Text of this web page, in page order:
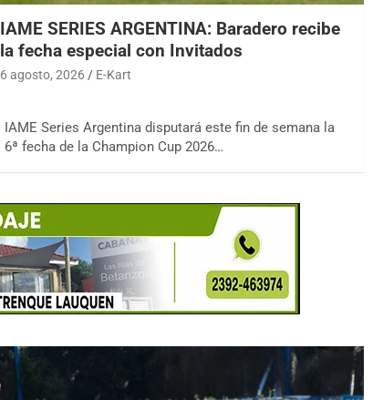
IAME SERIES ARGENTINA: Baradero recibe
la fecha especial con Invitados
6 agosto, 2026 E-Kart
IAME Series Argentina disputará este fin de semana la
6ª fecha de la Champion Cup 2026…